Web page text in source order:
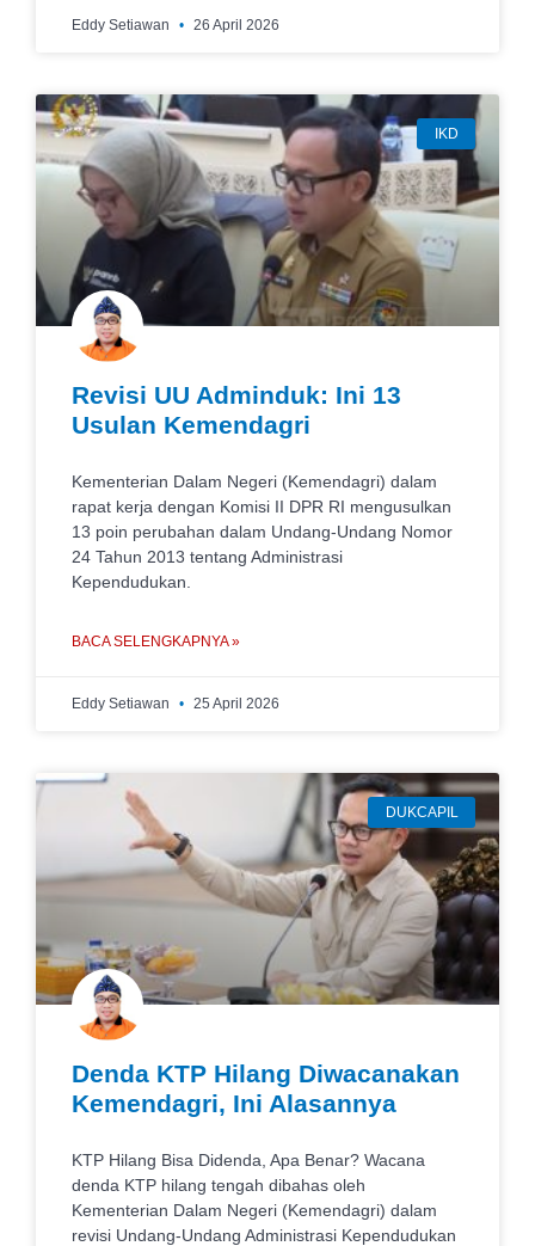
Eddy Setiawan 26 April 2026
IKD
Revisi UU Adminduk: Ini 13
Usulan Kemendagri
Kementerian Dalam Negeri (Kemendagri) dalam
rapat kerja dengan Komisi II DPR RI mengusulkan
13 poin perubahan dalam Undang-Undang Nomor
24 Tahun 2013 tentang Administrasi
Kependudukan.
BACA SELENGKAPNYA »
Eddy Setiawan 25 April 2026
DUKCAPIL
Denda KTP Hilang Diwacanakan
Kemendagri, Ini Alasannya
KTP Hilang Bisa Didenda, Apa Benar? Wacana
denda KTP hilang tengah dibahas oleh
Kementerian Dalam Negeri (Kemendagri) dalam
revisi Undang-Undang Administrasi Kependudukan